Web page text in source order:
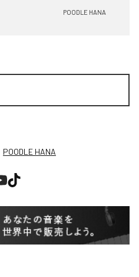
POODLE HANA
POODLE HANA